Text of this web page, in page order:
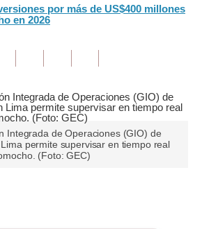
por más de US$400 millones
en 2026
Integrada de Operaciones (GIO) de
permite supervisar en tiempo real
(Foto: GEC)